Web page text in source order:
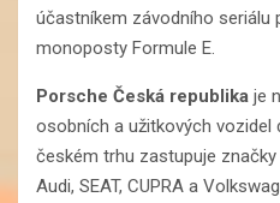
účastníkem závodního seriálu
monoposty Formule E.
Porsche Česká republika je
osobních a užitkových vozidel
českém trhu zastupuje
Audi, SEAT, CUPRA a